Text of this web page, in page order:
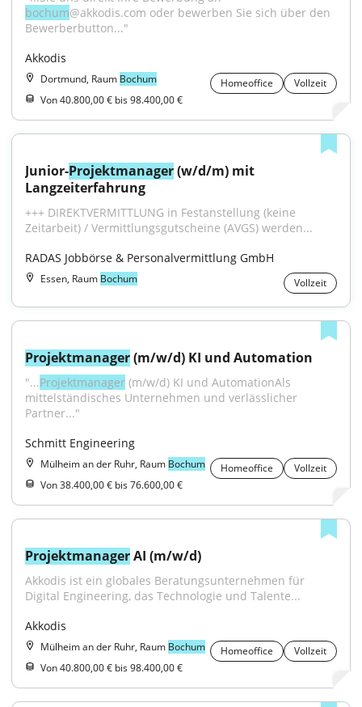
bochum@akkodis.com oder bewerben Sie sich über den
Bewerberbutton..."
Akkodis
Dortmund, Raum Bochum Homeoffice
Vollzeit
Von 40.800,00 € bis 98.400,00 €
Junior-Projektmanager (w/d/m) mit
Langzeiterfahrung
+++ DIREKTVERMITTLUNG in Festanstellung (keine
Zeitarbeit) / Vermittlungsgutscheine (AVGS) werden...
RADAS Jobbörse & Personalvermittlung GmbH
Essen, Raum Bochum Vollzeit
Projektmanager (m/w/d) KI und Automation
"...Projektmanager (m/w/d) KI und AutomationAls
mittelständisches Unternehmen und verlässlicher
Partner..."
Schmitt Engineering
Mülheim an der Ruhr, Raum Bochum Homeoffice
Vollzeit
Von 38.400,00 € bis 76.600,00 €
Projektmanager AI (m/w/d)
Akkodis ist ein globales Beratungsunternehmen für
Digital Engineering, das Technologie und Talente...
Akkodis
Mülheim an der Ruhr, Raum Bochum Homeoffice
Vollzeit
Von 40.800,00 € bis 98.400,00 €